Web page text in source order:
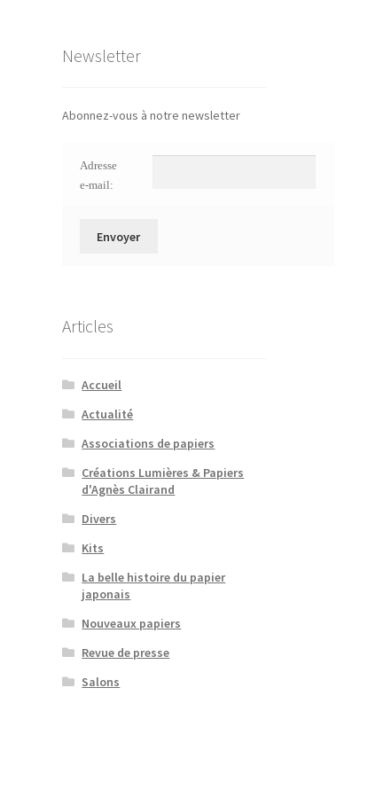
Newsletter
Abonnez-vous à notre newsletter
Adresse
e-mail:
Articles
Accueil
Actualité
Associations de papiers
Créations Lumières & Papiers
d'Agnès Clairand
Divers
Kits
La belle histoire du papier
japonais
Nouveaux papiers
Revue de presse
Salons